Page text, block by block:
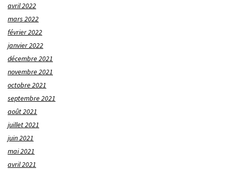
avril 2022
mars 2022
février 2022
janvier 2022
décembre 2021
novembre 2021
octobre 2021
septembre 2021
août 2021
juillet 2021
juin 2021
mai 2021
avril 2021